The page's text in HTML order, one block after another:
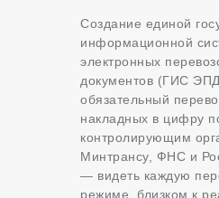
Создание единой
информационной
электронных
документов (ГИС
обязательный
накладных в цифру
контролирующим
Минтрансу, ФНС и
— видеть каждую
режиме, близком к